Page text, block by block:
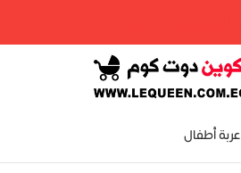
عربة أطفال